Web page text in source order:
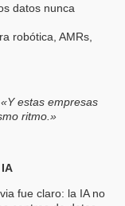
datos nunca
robótica, AMRs,
estas empresas
ritmo.»
fue claro: la IA no